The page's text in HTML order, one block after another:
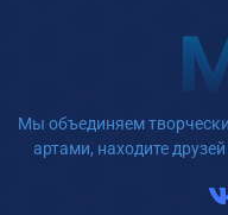
Мы объединяем
артами, находите